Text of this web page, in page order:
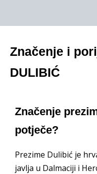
Značenje i
DULIBIĆ
Značenje
potječe?
Prezime Dulibić je
javlja u Dalmaciji i